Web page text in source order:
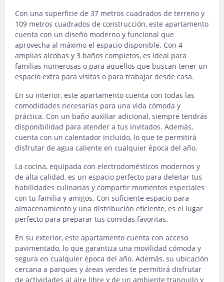
Con una superficie de 37 metros cuadrados de terreno y
109 metros cuadrados de construcción, este apartamento
cuenta con un diseño moderno y funcional que
aprovecha al máximo el espacio disponible. Con 4
amplias alcobas y 3 baños completos, es ideal para
familias numerosas o para aquellos que buscan tener un
espacio extra para visitas o para trabajar desde casa.
En su interior, este apartamento cuenta con todas las
comodidades necesarias para una vida cómoda y
práctica. Con un baño auxiliar adicional, siempre tendrás
disponibilidad para atender a tus invitados. Además,
cuenta con un calentador incluido, lo que te permitirá
disfrutar de agua caliente en cualquier época del año.
La cocina, equipada con electrodomésticos modernos y
de alta calidad, es un espacio perfecto para deleitar tus
habilidades culinarias y compartir momentos especiales
con tu familia y amigos. Con suficiente espacio para
almacenamiento y una distribución eficiente, es el lugar
perfecto para preparar tus comidas favoritas.
En su exterior, este apartamento cuenta con acceso
pavimentado, lo que garantiza una movilidad cómoda y
segura en cualquier época del año. Además, su ubicación
cercana a parques y áreas verdes te permitirá disfrutar
de actividades al aire libre y de un ambiente tranquilo y